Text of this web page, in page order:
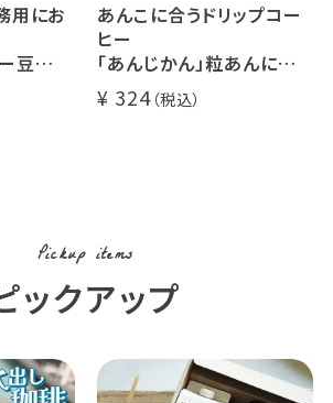
用にお
豆
あんこに合うドリップコー
ヒー
「あんじかん」粒あんに合う
珈琲 1杯分
324
Pickup items
ックアップ